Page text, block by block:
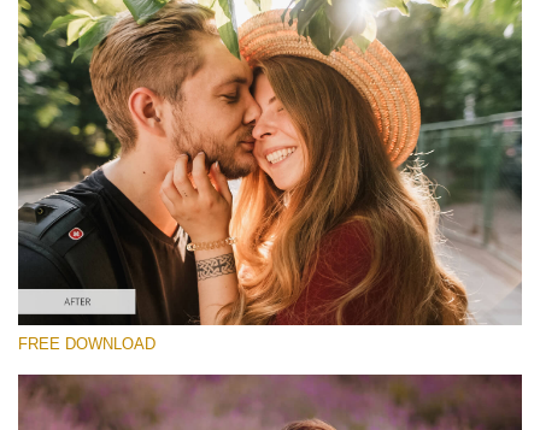
Free Instagram Preset #6
Matte Portrait
(30 Lr Presets)
Matte Complete
(130 Lr Presets)
Entire Collection
(2067 Lr Presets)
Descărcare gratuită
FREE DOWNLOAD